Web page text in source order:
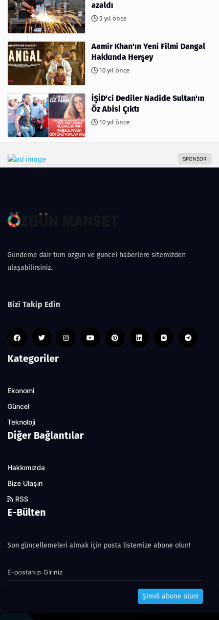
azaldı
5 yıl önce
Aamir Khan'ın Yeni Filmi Dangal
Hakkında Herşey
10 yıl önce
İŞİD'ci Dediler Nadide Sultan'ın
Öz Abisi Çıktı
10 yıl önce
Gündeme dair tüm özgün ve güncel haberlere sitemizden
ulaşabilirsiniz.
Bizi Takip Edin
Kategoriler
Ekonomi
Güncel
Teknoloji
Diğer Bağlantılar
Hakkımızda
Bize Ulaşın
RSS
E-Bülten
Son güncellemeleri almak için posta listemize abone olun!
Şimdi abone olun!